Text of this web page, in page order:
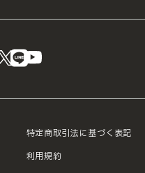
instagram
X LINE
特定商取引法に基づく表記
利用規約